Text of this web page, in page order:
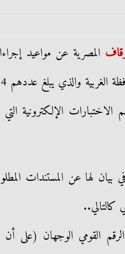
المصرية عن مواعيد
الإلكترونية
بيان لها عن المستندات
كالتالي..
القومي الوجهان